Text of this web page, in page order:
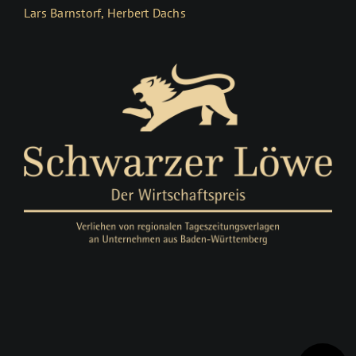
Lars Barnstorf, Herbert Dachs